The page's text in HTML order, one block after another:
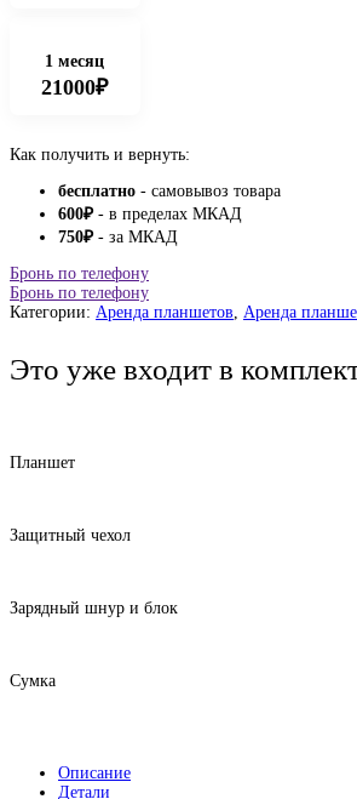
1 месяц
21000₽
Как получить и вернуть:
бесплатно - самовывоз товара
600₽- в пределах МКАД
750₽- за МКАД
Бронь по телефону
Бронь по телефону
Категории: Аренда планшетов, Аренда
Это уже входит в
Планшет
Защитный чехол
Зарядный шнур и блок
Сумка
Описание
Детали